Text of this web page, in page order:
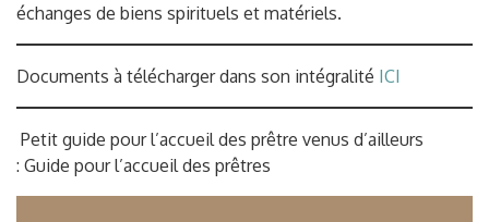
échanges de biens spirituels et matériels.
Documents à télécharger dans son intégralité ICI
Petit guide pour l’accueil des prêtre venus d’ailleurs
: Guide pour l’accueil des prêtres